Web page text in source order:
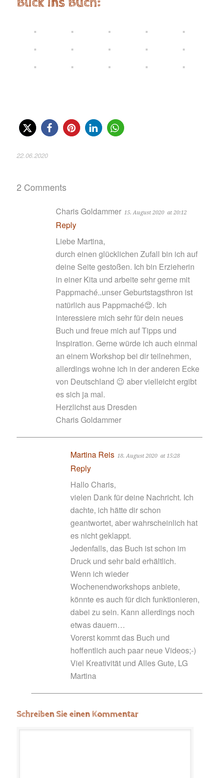
22.06.2020
2 Comments
Charis Goldammer 15. August 2020 at 20:12
Reply
Liebe Martina,
durch einen glücklichen Zufall bin ich auf
deine Seite gestoßen. Ich bin Erzieherin
in einer Kita und arbeite sehr gerne mit
Pappmaché..unser Geburtstagsthron ist
natürlich aus Pappmaché😍. Ich
interessiere mich sehr für dein neues
Buch und freue mich auf Tipps und
Inspiration. Gerne würde ich auch einmal
an einem Workshop bei dir teilnehmen,
allerdings wohne ich in der anderen Ecke
von Deutschland 😉 aber vielleicht ergibt
es sich ja mal.
Herzlichst aus Dresden
Charis Goldammer
Martina Reis 18. August 2020 at 15:28
Reply
Hallo Charis,
vielen Dank für deine Nachricht. Ich
dachte, ich hätte dir schon
geantwortet, aber wahrscheinlich hat
es nicht geklappt.
Jedenfalls, das Buch ist schon im
Druck und sehr bald erhältlich.
Wenn ich wieder
Wochenendworkshops anbiete,
könnte es auch für dich funktionieren,
dabei zu sein. Kann allerdings noch
etwas dauern…
Vorerst kommt das Buch und
hoffentlich auch paar neue Videos;-)
Viel Kreativität und Alles Gute, LG
Martina
Schreiben Sie einen Kommentar